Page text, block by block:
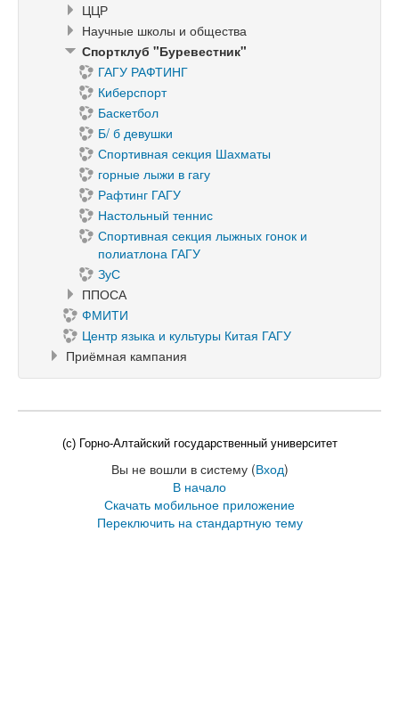
ЦЦР
Научные школы и общества
Спортклуб "Буревестник"
ГАГУ РАФТИНГ
Киберспорт
Баскетбол
Б/ б девушки
Спортивная секция Шахматы
горные лыжи в гагу
Рафтинг ГАГУ
Настольный теннис
Спортивная секция лыжных гонок и
полиатлона ГАГУ
ЗуС
ППОСА
ФМИТИ
Центр языка и культуры Китая ГАГУ
Приёмная кампания
(c) Горно-Алтайский государственный университет
Вы не вошли в систему (Вход)
В начало
Скачать мобильное приложение
Переключить на стандартную тему